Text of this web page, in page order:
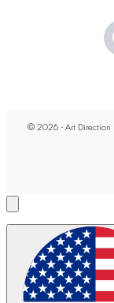
© 2026 - Art Direction